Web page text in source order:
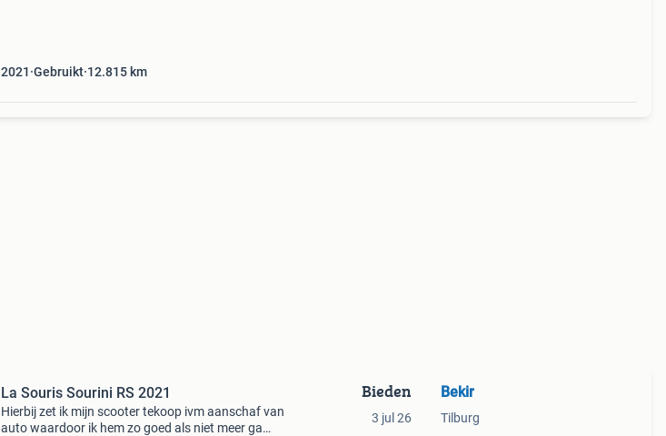
2021 Gebruikt 12.815 km
La Souris Sourini RS 2021
Hierbij zet ik mijn scooter tekoop ivm aanschaf van
auto waardoor ik hem zo goed als niet meer ga
Bieden
3 jul 26
Bekir
Tilburg